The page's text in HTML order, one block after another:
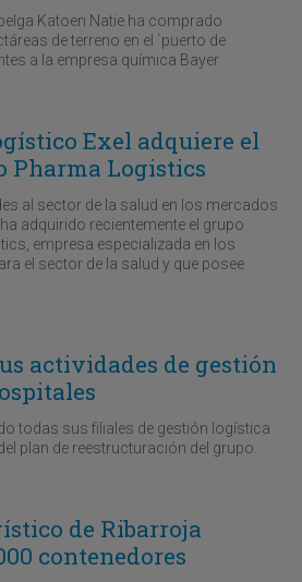
Katoen Natie ha comprado
de terreno en el `puerto de
a la empresa química Bayer
Exel adquiere el
Pharma Logistics
al sector de la salud en los mercados
adquirido recientemente el grupo
empresa especializada en los
el sector de la salud y que posee
actividades de gestión
todas sus filiales de gestión logística
plan de reestructuración del grupo.
de Ribarroja
contenedores